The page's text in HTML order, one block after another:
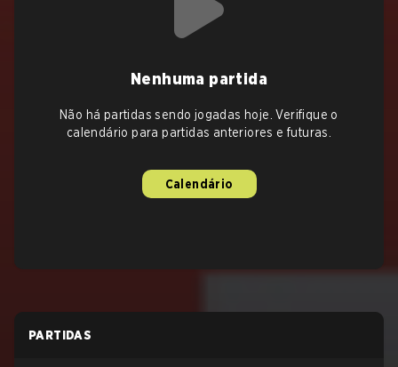
Nenhuma partida
Não há partidas sendo jogadas hoje. Verifique o
calendário para partidas anteriores e futuras.
Calendário
PARTIDAS